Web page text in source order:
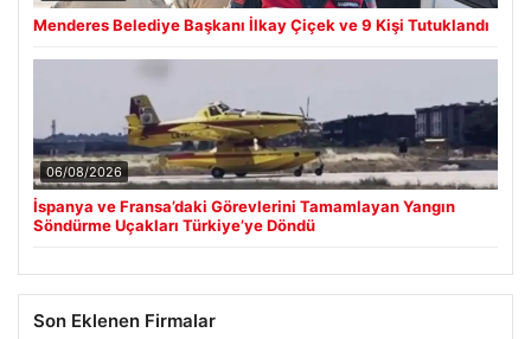
Menderes Belediye Başkanı İlkay Çiçek ve 9 Kişi Tutuklandı
06/08/2026
İspanya ve Fransa’daki Görevlerini Tamamlayan Yangın
Söndürme Uçakları Türkiye’ye Döndü
Son Eklenen Firmalar